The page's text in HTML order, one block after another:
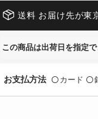
送料 お届け先が東
この商品は出荷日を指定
お支払方法 〇 カード 〇